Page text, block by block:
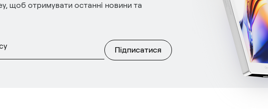
щоб отримувати останні новини та
Підписатися